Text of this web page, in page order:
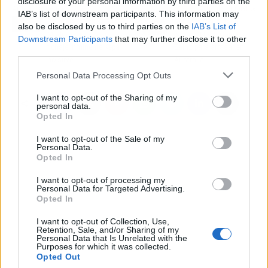
IAB’s list of downstream participants. This information may
also be disclosed by us to third parties on the IAB’s List of
Downstream Participants that may further disclose it to other
Personal Data Processing Opt Outs
I want to opt-out of the Sharing of my
personal data.
Opted In
I want to opt-out of the Sale of my
Personal Data.
Opted In
I want to opt-out of processing my
Personal Data for Targeted Advertising.
Opted In
I want to opt-out of Collection, Use,
Retention, Sale, and/or Sharing of my
Personal Data that Is Unrelated with the
Purposes for which it was collected.
Opted Out
Courtois lanza al Real
Madrid al mercado:
no sirve
Artículo siguiente
Rebecca Donaldson
pasa la ITV a Carlos
Australia